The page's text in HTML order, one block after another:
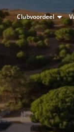
Clubvoordeel